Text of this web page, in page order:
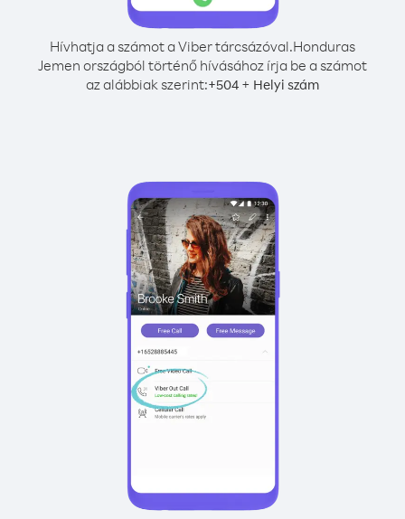
Hívhatja a számot a Viber tárcsázóval.Honduras
Jemen országból történő hívásához írja be a számot
az alábbiak szerint:+504 + Helyi szám